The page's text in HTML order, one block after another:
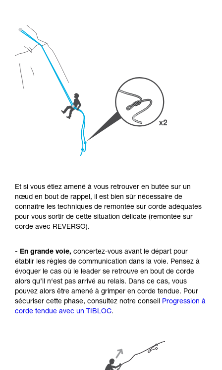
Et si vous étiez amené à vous retrouver en butée sur un
nœud en bout de rappel, il est bien sûr nécessaire de
connaître les techniques de remontée sur corde adéquates
pour vous sortir de cette situation délicate (remontée sur
corde avec REVERSO).
- En grande voie, concertez-vous avant le départ pour
établir les règles de communication dans la voie. Pensez à
évoquer le cas où le leader se retrouve en bout de corde
alors qu’il n‘est pas arrivé au relais. Dans ce cas, vous
pouvez alors être amené à grimper en corde tendue. Pour
sécuriser cette phase, consultez notre conseil Progression à
corde tendue avec un TIBLOC.